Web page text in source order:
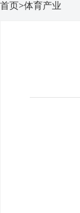
首页>体育产业